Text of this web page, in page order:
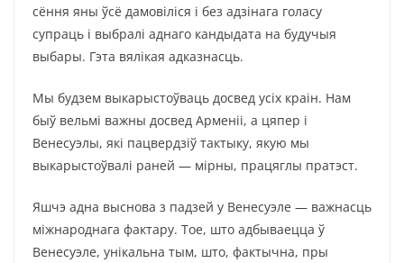
сёння яны ўсё дамовіліся і без адзінага голасу
супраць і выбралі аднаго кандыдата на будучыя
выбары. Гэта вялікая адказнасць.
Мы будзем выкарыстоўваць досвед усіх краін. Нам
быў вельмі важны досвед Арменіі, а цяпер і
Венесуэлы, які пацвердзіў тактыку, якую мы
выкарыстоўвалі раней — мірны, працяглы пратэст.
Яшчэ адна выснова з падзей у Венесуэле — важнасць
міжнароднага фактару. Тое, што адбываецца ў
Венесуэле, унікальна тым, што, фактычна, пры